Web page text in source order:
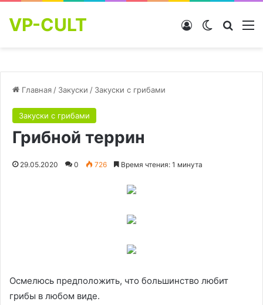
VP-CULT Switch skin
Войти
Главная / Закуски / Закуски с грибами
Закуски с грибами
Грибной террин
29.05.2020 0 726 Время чтения: 1 минута
Осмелюсь предположить, что большинство любит
грибы в любом виде.